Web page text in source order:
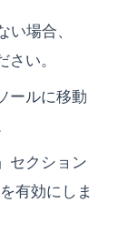
い場合、
い。
ールに移動
セクション
有効にしま